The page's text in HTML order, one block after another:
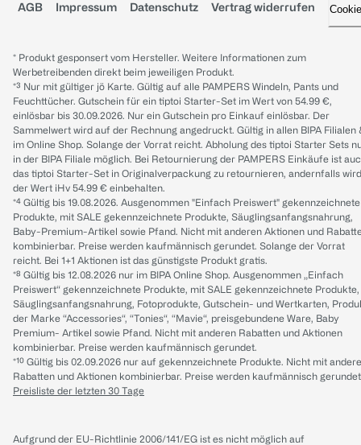
AGB Impressum Datenschutz Vertrag widerrufen
* Produkt gesponsert vom Hersteller. Weitere Informationen zum
Werbetreibenden direkt beim jeweiligen Produkt.
*³ Nur mit gültiger jö Karte. Gültig auf alle PAMPERS Windeln, Pants und
Feuchttücher. Gutschein für ein tiptoi Starter-Set im Wert von 54.99 €,
einlösbar bis 30.09.2026. Nur ein Gutschein pro Einkauf einlösbar. Der
Sammelwert wird auf der Rechnung angedruckt. Gültig in allen BIPA Filialen
im Online Shop. Solange der Vorrat reicht. Abholung des tiptoi Starter Sets
in der BIPA Filiale möglich. Bei Retournierung der PAMPERS Einkäufe ist
das tiptoi Starter-Set in Originalverpackung zu retournieren, andernfalls wird
der Wert iHv 54.99 € einbehalten.
*⁴ Gültig bis 19.08.2026. Ausgenommen "Einfach Preiswert" gekennzeichnete
Produkte, mit SALE gekennzeichnete Produkte, Säuglingsanfangsnahrung,
Baby-Premium-Artikel sowie Pfand. Nicht mit anderen Aktionen und
kombinierbar. Preise werden kaufmännisch gerundet. Solange der Vorrat
reicht. Bei 1+1 Aktionen ist das günstigste Produkt gratis.
*⁸ Gültig bis 12.08.2026 nur im BIPA Online Shop. Ausgenommen „Einfach
Preiswert“ gekennzeichnete Produkte, mit SALE gekennzeichnete Produkte,
Säuglingsanfangsnahrung, Fotoprodukte, Gutschein- und Wertkarten,
der Marke “Accessories“, “Tonies“, “Mavie“, preisgebundene Ware, Baby
Premium- Artikel sowie Pfand. Nicht mit anderen Rabatten und Aktionen
kombinierbar. Preise werden kaufmännisch gerundet.
*¹⁰ Gültig bis 02.09.2026 nur auf gekennzeichnete Produkte. Nicht mit
Rabatten und Aktionen kombinierbar. Preise werden kaufmännisch
Preisliste der letzten 30 Tage
Aufgrund der EU-Richtlinie 2006/141/EG ist es nicht möglich auf